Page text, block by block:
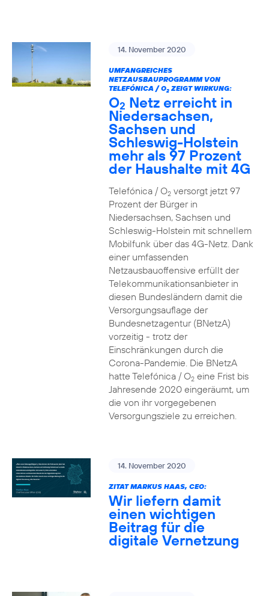
14. November 2020
UMFANGREICHES
NETZAUSBAUPROGRAMM VON
TELEFÓNICA / O2ZEIGT WIRKUNG:
O2 Netz erreicht in
Niedersachsen,
Sachsen und
Schleswig-Holstein
mehr als 97 Prozent
der Haushalte mit 4G
Telefónica / O2versorgt jetzt 97
Prozent der Bürger in
Niedersachsen, Sachsen und
Schleswig-Holstein mit schnellem
Mobilfunk über das 4G-Netz. Dank
einer umfassenden
Netzausbauoffensive erfüllt der
Telekommunikationsanbieter in
diesen Bundesländern damit die
Versorgungsauflage der
Bundesnetzagentur (BNetzA)
vorzeitig - trotz der
Einschränkungen durch die
Corona-Pandemie. Die BNetzA
hatte Telefónica / O2eine Frist bis
Jahresende 2020 eingeräumt, um
die von ihr vorgegebenen
Versorgungsziele zu erreichen.
14. November 2020
ZITAT MARKUS HAAS, CEO:
Wir liefern damit
einen wichtigen
Beitrag für die
digitale Vernetzung